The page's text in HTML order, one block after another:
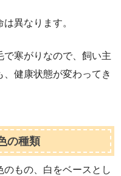
異なります。
寒がりなので、飼い主
健康状態が変わってき
の種類
もの、白をベースとし